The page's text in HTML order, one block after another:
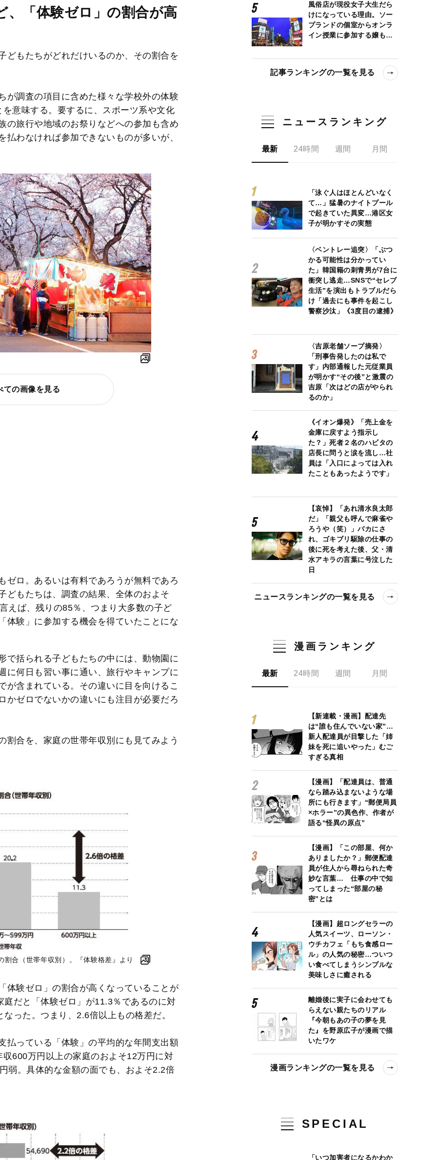
M
u
、「体験ゼロ」の割合が高
どもたちがどれだけいるのか、その割合を
が調査の項目に含めた様々な学校外の体験
意味する。要するに、スポーツ系や文化
の旅行や地域のお祭りなどへの参加も含め
わなければ参加できないものが多いが、
ての画像を見る
ゼロ。あるいは有料であろうが無料であろ
どもたちは、調査の結果、全体のおよそ
えば、残りの85％、つまり大多数の子ど
体験」に参加する機会を得ていたことにな
で括られる子どもたちの中には、動物園に
に何日も習い事に通い、旅行やキャンプに
が含まれている。その違いに目を向けるこ
かゼロでないかの違いにも注目が必要だろ
割合を、家庭の世帯年収別にも見てみよう
合（世帯年収別）。『体験格差』より
体験ゼロ」の割合が高くなっていることが
だと「体験ゼロ」が11.3％であるのに対
った。つまり、2.6倍以上もの格差だ。
払っている「体験」の平均的な年間支出額
600万円以上の家庭のおよそ12万円に対
弱。具体的な金額の面でも、およそ2.2倍
風俗店が現役女子大生だら
けになっている理由。ソー
プランドの個室からオンラ
イン授業に参加する嬢も…
記事ランキングの一覧を見る
ニュースランキング
最新 24時間 週間 月間
「泳ぐ人はほとんどいなく
て…」猛暑のナイトプール
で起きていた異変…港区女
子が明かすその実態
〈ベントレー追突〉「ぶつ
かる可能性は分かってい
た」韓国籍の刺青男が7台に
衝突し逃走…SNSで“セレブ
生活”を演出もトラブルだら
け「過去にも事件を起こし
警察沙汰」《3度目の逮捕》
〈吉原老舗ソープ摘発〉
「刑事告発したのは私で
す」内部通報した元従業員
が明かす“その後”と激震の
吉原「次はどの店がやられ
るのか」
《イオン爆発》「売上金を
金庫に戻すよう指示し
た？」死者２名のハビタの
店長に問うと涙を流し…社
員は「入口によっては入れ
たこともあったようです」
【哀悼】「あれ清水良太郎
だ」「親父も呼んで麻雀や
ろうや（笑）」バカにさ
れ、ゴキブリ駆除の仕事の
後に死を考えた後、父・清
水アキラの言葉に号泣した
日
ニュースランキングの一覧を見る
漫画ランキング
最新 24時間 週間 月間
【新連載・漫画】配達先
は“誰も住んでいない家”…
新人配達員が目撃した「姉
妹を死に追いやった」むご
すぎる真相
【漫画】「配達員は、普通
なら踏み込まないような場
所にも行きます」“郵便局員
×ホラー”の異色作、作者が
語る“怪異の原点”
【漫画】「この部屋、何か
ありましたか？」郵便配達
員が住人から尋ねられた奇
妙な言葉… 仕事の中で知
ってしまった“部屋の秘
密”とは
【漫画】超ロングセラーの
人気スイーツ、ローソン・
ウチカフェ「もち食感ロー
ル」の人気の秘密…ついつ
い食べてしまうシンプルな
美味しさに癒される
離婚後に実子に会わせても
らえない親たちのリアル
『今朝もあの子の夢を見
た』を野原広子が漫画で描
いたワケ
漫画ランキングの一覧を見る
SPECIAL
「いつ加害者になるかわか